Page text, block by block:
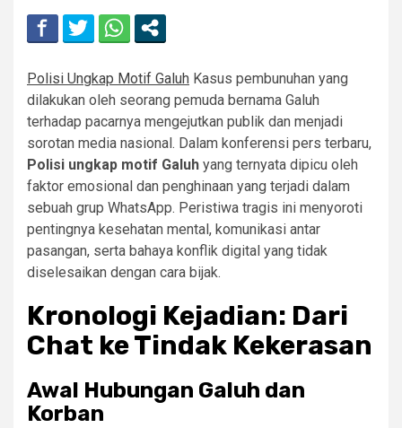
Polisi Ungkap Motif Galuh Kasus pembunuhan yang
dilakukan oleh seorang pemuda bernama Galuh
terhadap pacarnya mengejutkan publik dan menjadi
sorotan media nasional. Dalam konferensi pers terbaru,
Polisi ungkap motif Galuh yang ternyata dipicu oleh
faktor emosional dan penghinaan yang terjadi dalam
sebuah grup WhatsApp. Peristiwa tragis ini menyoroti
pentingnya kesehatan mental, komunikasi antar
pasangan, serta bahaya konflik digital yang tidak
diselesaikan dengan cara bijak.
Kronologi Kejadian: Dari
Chat ke Tindak Kekerasan
Awal Hubungan Galuh dan
Korban